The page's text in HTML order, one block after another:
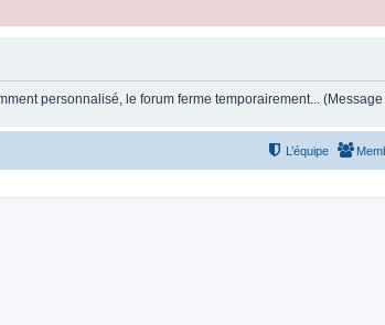
personnalisé, le forum ferme temporairement...
L’équipe